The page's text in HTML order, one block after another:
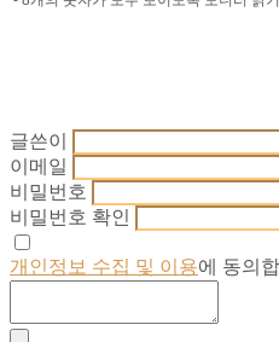
글쓴이
이메일
비밀번호
비밀번호 확인
개인정보 수집 및 이용에 동의